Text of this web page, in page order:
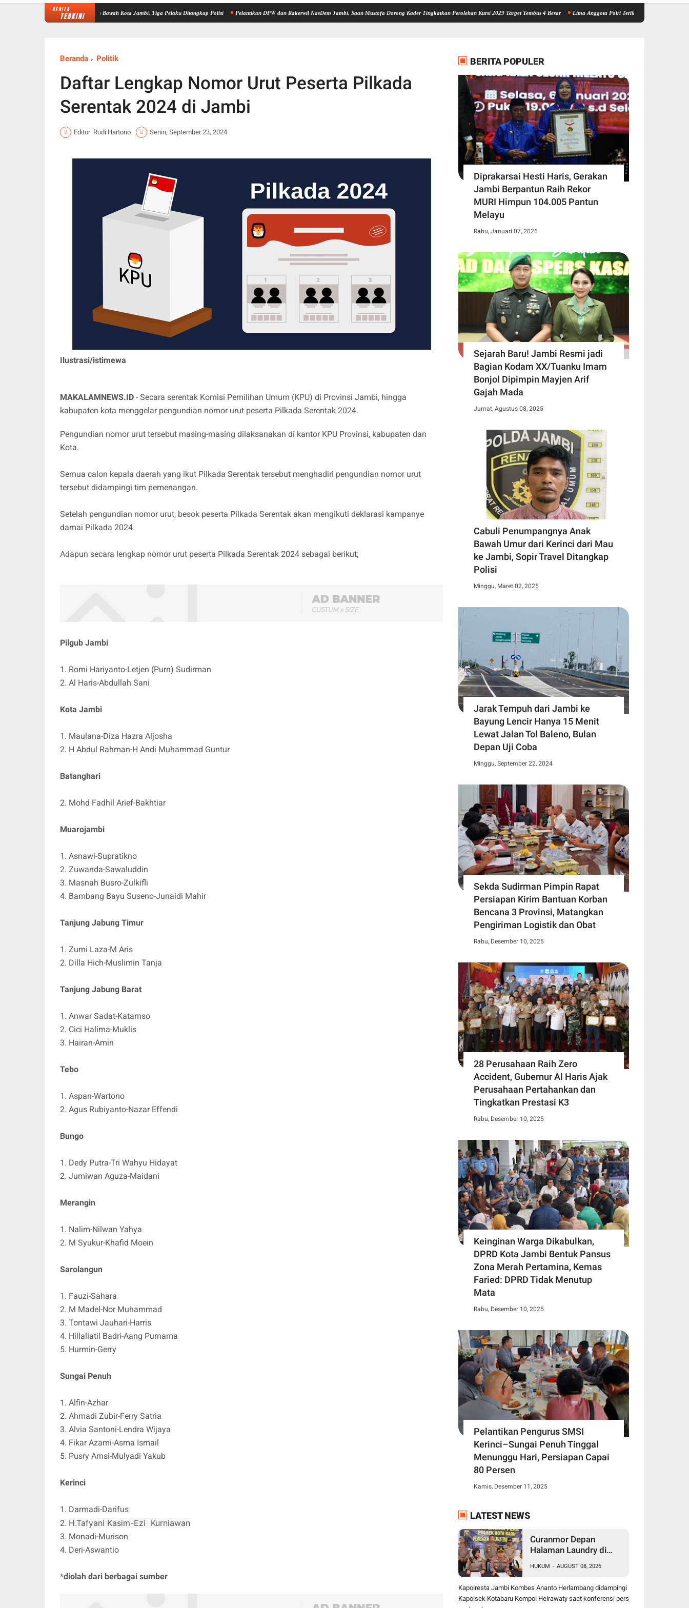
BERITA
TERKINI
Laundry di Kenali Asam Bawah Kota Jambi, Tiga Pelaku Ditangkap Polisi Pelantikan DPW dan Rakerwil NasDem Jambi, Saan Mustofa Dorong Kader Tingkatkan Perolehan Kursi 2029 Target Tembus 4 Besar Lima Anggota Polri Terlibat Kasus Brigadir EWS Personel
Beranda Politik
Daftar Lengkap Nomor Urut Peserta Pilkada
Serentak 2024 di Jambi
Editor: Rudi Hartono Senin, September 23, 2024
Ilustrasi/istimewa
MAKALAMNEWS.ID - Secara serentak Komisi Pemilihan Umum (KPU) di Provinsi Jambi, hingga
kabupaten kota menggelar pengundian nomor urut peserta Pilkada Serentak 2024.
Pengundian nomor urut tersebut masing-masing dilaksanakan di kantor KPU Provinsi, kabupaten dan
Kota.
Semua calon kepala daerah yang ikut Pilkada Serentak tersebut menghadiri pengundian nomor urut
tersebut didampingi tim pemenangan.
Setelah pengundian nomor urut, besok peserta Pilkada Serentak akan mengikuti deklarasi kampanye
damai Pilkada 2024.
Adapun secara lengkap nomor urut peserta Pilkada Serentak 2024 sebagai berikut;
Pilgub Jambi
1. Romi Hariyanto-Letjen (Purn) Sudirman
2. Al Haris-Abdullah Sani
Kota Jambi
1. Maulana-Diza Hazra Aljosha
2. H Abdul Rahman-H Andi Muhammad Guntur
Batanghari
2. Mohd Fadhil Arief-Bakhtiar
Muarojambi
1. Asnawi-Supratikno
2. Zuwanda-Sawaluddin
3. Masnah Busro-Zulkifli
4. Bambang Bayu Suseno-Junaidi Mahir
Tanjung Jabung Timur
1. Zumi Laza-M Aris
2. Dilla Hich-Muslimin Tanja
Tanjung Jabung Barat
1. Anwar Sadat-Katamso
2. Cici Halima-Muklis
3. Hairan-Amin
Tebo
1. Aspan-Wartono
2. Agus Rubiyanto-Nazar Effendi
Bungo
1. Dedy Putra-Tri Wahyu Hidayat
2. Jumiwan Aguza-Maidani
Merangin
1. Nalim-Nilwan Yahya
2. M Syukur-Khafid Moein
Sarolangun
1. Fauzi-Sahara
2. M Madel-Nor Muhammad
3. Tontawi Jauhari-Harris
4. Hillallatil Badri-Aang Purnama
5. Hurmin-Gerry
Sungai Penuh
1. Alfin-Azhar
2. Ahmadi Zubir-Ferry Satria
3. Alvia Santoni-Lendra Wijaya
4. Fikar Azami-Asma Ismail
5. Pusry Amsi-Mulyadi Yakub
Kerinci
1. Darmadi-Darifus
2. H.Tafyani Kasim-Ezi Kurniawan
3. Monadi-Murison
4. Deri-Aswantio
*diolah dari berbagai sumber
BERITA POPULER
Diprakarsai Hesti Haris, Gerakan
Jambi Berpantun Raih Rekor
MURI Himpun 104.005 Pantun
Melayu
Rabu, Januari 07, 2026
Sejarah Baru! Jambi Resmi jadi
Bagian Kodam XX/Tuanku Imam
Bonjol Dipimpin Mayjen Arif
Gajah Mada
Jumat, Agustus 08, 2025
Cabuli Penumpangnya Anak
Bawah Umur dari Kerinci dari Mau
ke Jambi, Sopir Travel Ditangkap
Polisi
Minggu, Maret 02, 2025
Jarak Tempuh dari Jambi ke
Bayung Lencir Hanya 15 Menit
Lewat Jalan Tol Baleno, Bulan
Depan Uji Coba
Minggu, September 22, 2024
Sekda Sudirman Pimpin Rapat
Persiapan Kirim Bantuan Korban
Bencana 3 Provinsi, Matangkan
Pengiriman Logistik dan Obat
Rabu, Desember 10, 2025
28 Perusahaan Raih Zero
Accident, Gubernur Al Haris Ajak
Perusahaan Pertahankan dan
Tingkatkan Prestasi K3
Rabu, Desember 10, 2025
Keinginan Warga Dikabulkan,
DPRD Kota Jambi Bentuk Pansus
Zona Merah Pertamina, Kemas
Faried: DPRD Tidak Menutup
Mata
Rabu, Desember 10, 2025
Pelantikan Pengurus SMSI
Kerinci–Sungai Penuh Tinggal
Menunggu Hari, Persiapan Capai
80 Persen
Kamis, Desember 11, 2025
LATEST NEWS
Curanmor Depan
Halaman Laundry di
Kota Jambi, Tiga Pelaku
Ditangkap Polisi
HUKUM - AUGUST 08, 2026
Kapolresta Jambi Kombes Ananto Herlambang didampingi
Kapolsek Kotabaru Kompol Helrawaty saat konferensi pers